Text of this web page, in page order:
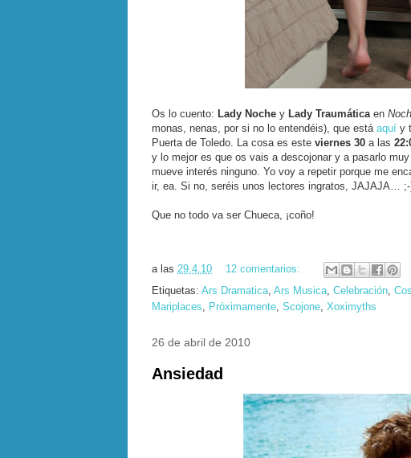
Os lo cuento: Lady Noche y Lady Traumáticaen
monas, nenas, por si no lo entendéis), que está aquí y
Puerta de Toledo. La cosa es este viernes 30 a las
y lo mejor es que os vais a descojonar y a pasarlo
mueve interés ninguno. Yo voy a repetir porque me
ir, ea. Si no, seréis unos lectores ingratos, JAJAJA…
Que no todo va ser Chueca, ¡coño!
a las 29.4.10
12 comentarios:
Etiquetas: Ars Dramatica, Ars Musica, Celebración,
Mariplaces, Próximamente, Scojone, Xoximyths
26 de abril de 2010
Ansiedad